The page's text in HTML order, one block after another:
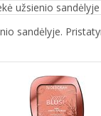
užsienio sandėlyje
sandėlyje.